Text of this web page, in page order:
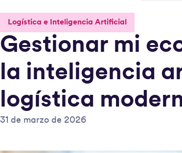
Logística e Inteligencia Artificial
Gestionar mi
la inteligencia
logística
31 de marzo de 2026